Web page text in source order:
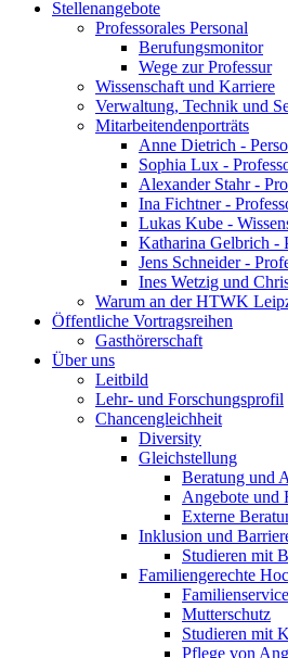
Stellenangebote
Professorales Personal
Berufungsmonitor
Wege zur Professur
Wissenschaft und Karriere
Verwaltung, Technik und
Mitarbeitendenporträts
Anne Dietrich -
Sophia Lux -
Alexander Stahr -
Ina Fichtner -
Lukas Kube -
Katharina Gelbrich -
Jens Schneider -
Ines Wetzig und
Warum an der HTWK
Öffentliche Vortragsreihen
Gasthörerschaft
Über uns
Leitbild
Lehr- und Forschungsprofil
Chancengleichheit
Diversity
Gleichstellung
Beratung und
Angebote und
Externe
Inklusion und
Studieren mit
Familiengerechte
Familienservice
Mutterschutz
Studieren mit
Pflege von